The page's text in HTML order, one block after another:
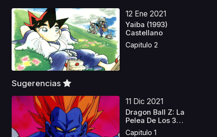
12 Ene 2021
Yaiba (1993)
Castellano
Capitulo 2
Sugerencias
11 Dic 2021
Dragon Ball Z: La
Pelea De Los 3
Saiyaji...
Capitulo 1